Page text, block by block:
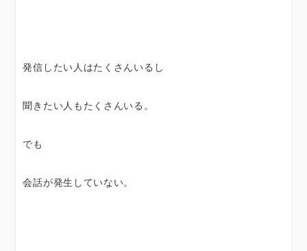
発信したい人はたくさんいるし
聞きたい人もたくさんいる。
でも
会話が発生していない。